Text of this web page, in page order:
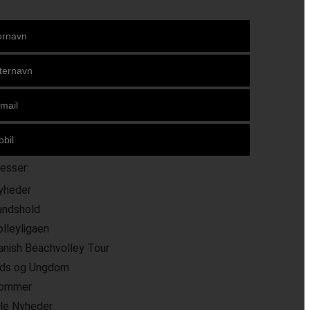
Beachvolley Tour
og Ungdom
Nyheder